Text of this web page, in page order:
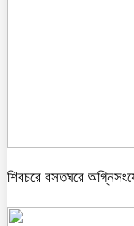
শিবচরে বসতঘরে